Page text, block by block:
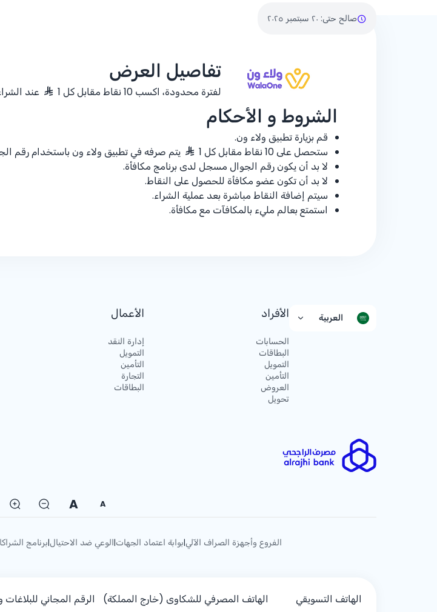
صالح حتى: ٢٠ سبتمبر ٢٠٢٥
تفاصيل العرض
لفترة محدودة، اكسب 10 نقاط مقابل كل 1 عند
الشروط و الأحكام
قم بزيارة تطبيق ولاء ون.
ستحصل على 10 نقاط مقابل كل 1
يتم صرفه في تطبيق ولاء ون باستخدام رقم
لا بد أن يكون رقم الجوال مسجل لدى برنامج مكافأة.
لا بد أن تكون عضو مكافأة للحصول على النقاط.
سيتم إضافة النقاط مباشرة بعد عملية الشراء.
استمتع بعالم مليء بالمكافآت مع مكافأة.
العربية الأفراد
الحسابات
البطاقات
التمويل
التأمين
العروض
تحويل
الأعمال
إدارة النقد
التمويل
التأمين
التجارة
البطاقات
A
A
الفروع وأجهزة الصراف الآلي|بوابة اعتماد الجهات|الوعي ضد الاحتيال|برنامج
الهاتف التسويقي الهاتف المصرفي للشكاوى (خارج المملكة) الرقم المجاني